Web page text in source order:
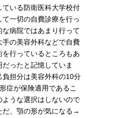
いる防衛医科大学校付
一切の自費診療を行っ
病院ではあまり行って
の美容外科などで自費
行っているところもあ
ったと記憶していま
担分は美容外科の10分
症が保険適用であるこ
ような選択はしないので
だ、顎の形が気になる→